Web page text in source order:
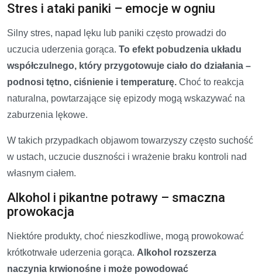
Stres i ataki paniki – emocje w ogniu
Silny stres, napad lęku lub paniki często prowadzi do
uczucia uderzenia gorąca. To efekt pobudzenia układu
współczulnego, który przygotowuje ciało do działania –
podnosi tętno, ciśnienie i temperaturę. Choć to reakcja
naturalna, powtarzające się epizody mogą wskazywać na
zaburzenia lękowe.
W takich przypadkach objawom towarzyszy często suchość
w ustach, uczucie duszności i wrażenie braku kontroli nad
własnym ciałem.
Alkohol i pikantne potrawy – smaczna
prowokacja
Niektóre produkty, choć nieszkodliwe, mogą prowokować
krótkotrwałe uderzenia gorąca. Alkohol rozszerza
naczynia krwionośne i może powodować